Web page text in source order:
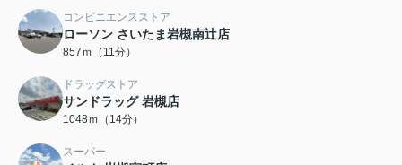
コンビニエンスストア
ローソン さいたま岩槻南辻店
857ｍ（11分）
ドラッグストア
サンドラッグ 岩槻店
1048ｍ（14分）
スーパー